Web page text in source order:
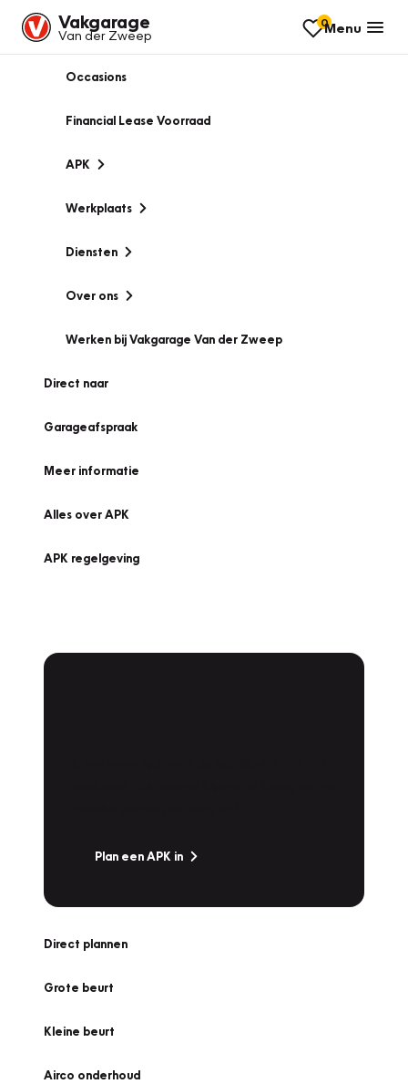
Vakgarage
Van der Zweep
0Menu
Occasions
Financial Lease Voorraad
APK
Werkplaats
Diensten
Over ons
Werken bij Vakgarage Van der Zweep
Direct naar
Garageafspraak
Meer informatie
Alles over APK
APK regelgeving
Plan een APK in
Direct plannen
Grote beurt
Kleine beurt
Airco onderhoud